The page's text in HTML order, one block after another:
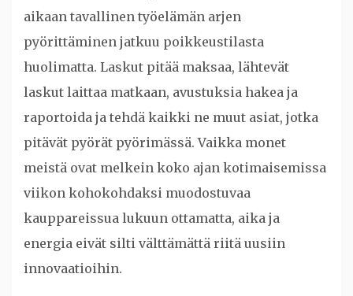
aikaan tavallinen työelämän arjen
pyörittäminen jatkuu poikkeustilasta
huolimatta. Laskut pitää maksaa, lähtevät
laskut laittaa matkaan, avustuksia hakea ja
raportoida ja tehdä kaikki ne muut asiat, jotka
pitävät pyörät pyörimässä. Vaikka monet
meistä ovat melkein koko ajan kotimaisemissa
viikon kohokohdaksi muodostuvaa
kauppareissua lukuun ottamatta, aika ja
energia eivät silti välttämättä riitä uusiin
innovaatioihin.